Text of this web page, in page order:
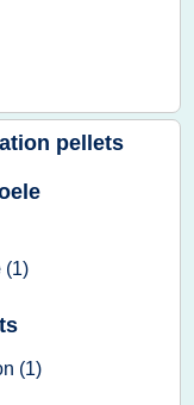
pellets
(1)
(1)